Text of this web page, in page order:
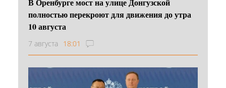
полностью перекроют для движения до утра
10 августа
7 августа 18:01